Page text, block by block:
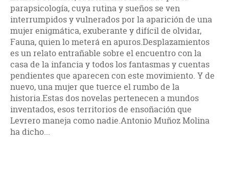
parapsicología, cuya rutina y sueños se ven
interrumpidos y vulnerados por la aparición de una
mujer enigmática, exuberante y difícil de olvidar,
Fauna, quien lo meterá en apuros.Desplazamientos
es un relato entrañable sobre el encuentro con la
casa de la infancia y todos los fantasmas y cuentas
pendientes que aparecen con este movimiento. Y de
nuevo, una mujer que tuerce el rumbo de la
historia.Estas dos novelas pertenecen a mundos
inventados, esos territorios de ensoñación que
Levrero maneja como nadie.Antonio Muñoz Molina
ha dicho...